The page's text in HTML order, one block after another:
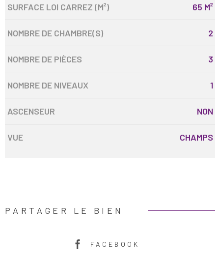
SURFACE LOI CARREZ (M²) 65 M²
NOMBRE DE CHAMBRE(S) 2
NOMBRE DE PIÈCES 3
NOMBRE DE NIVEAUX 1
ASCENSEUR NON
VUE CHAMPS
PARTAGER LE BIEN
FACEBOOK